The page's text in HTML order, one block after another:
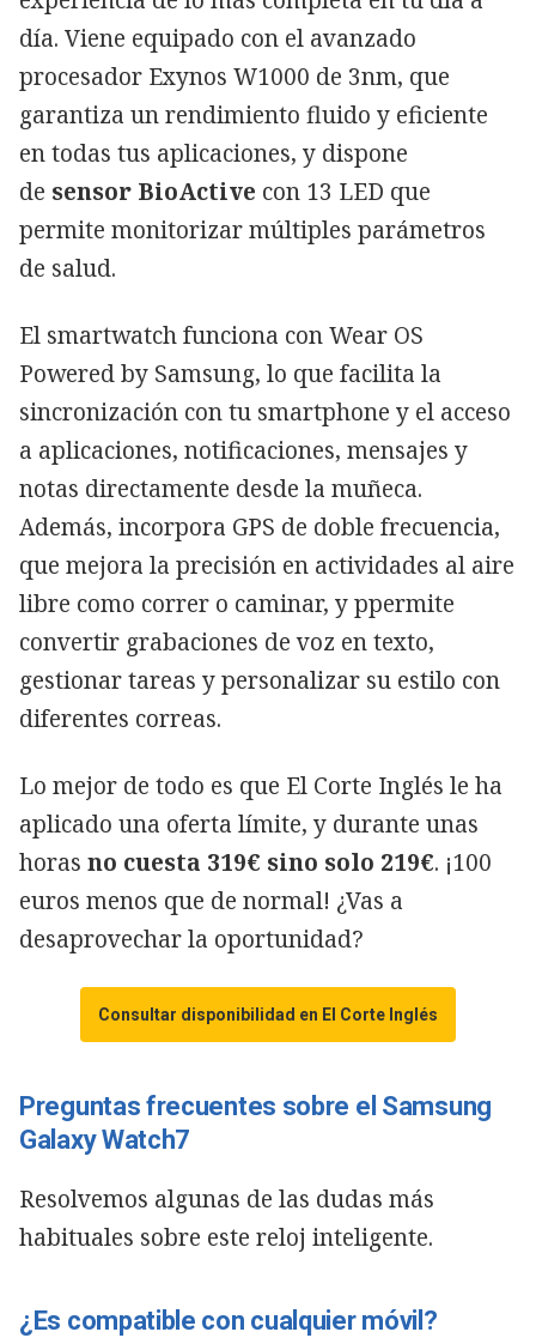
día. Viene equipado con el avanzado
procesador Exynos W1000 de 3nm, que
garantiza un rendimiento fluido y eficiente
en todas tus aplicaciones, y dispone
de sensor BioActive con 13 LED que
permite monitorizar múltiples parámetros
de salud.
El smartwatch funciona con Wear OS
Powered by Samsung, lo que facilita la
sincronización con tu smartphone y el acceso
a aplicaciones, notificaciones, mensajes y
notas directamente desde la muñeca.
Además, incorpora GPS de doble frecuencia,
que mejora la precisión en actividades al aire
libre como correr o caminar, y ppermite
convertir grabaciones de voz en texto,
gestionar tareas y personalizar su estilo con
diferentes correas.
Lo mejor de todo es que El Corte Inglés le ha
aplicado una oferta límite, y durante unas
horas no cuesta 319€ sino solo 219€. ¡100
euros menos que de normal! ¿Vas a
desaprovechar la oportunidad?
Consultar disponibilidad en El Corte Inglés
Preguntas frecuentes sobre el Samsung
Galaxy Watch7
Resolvemos algunas de las dudas más
habituales sobre este reloj inteligente.
¿Es compatible con cualquier móvil?